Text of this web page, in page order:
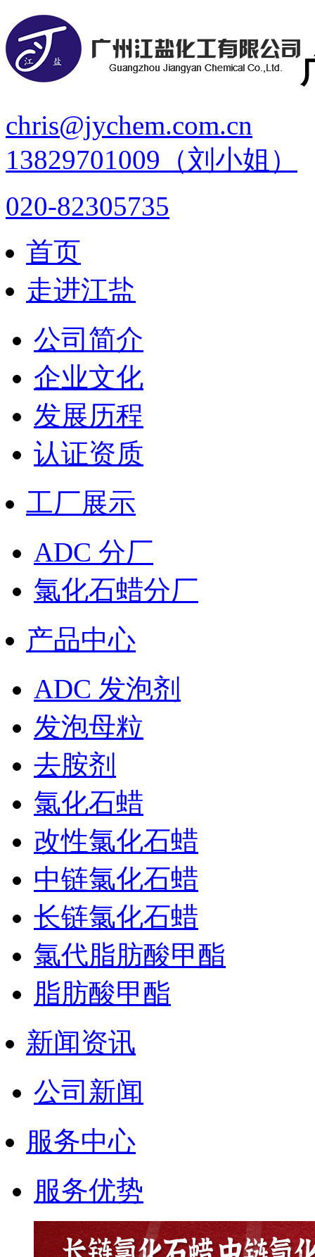
chris@jychem.com.cn
13829701009（刘小姐）
020-82305735
首页
走进江盐
公司简介
企业文化
发展历程
认证资质
工厂展示
ADC 分厂
氯化石蜡分厂
产品中心
ADC 发泡剂
发泡母粒
去胺剂
氯化石蜡
改性氯化石蜡
中链氯化石蜡
长链氯化石蜡
氯代脂肪酸甲酯
脂肪酸甲酯
新闻资讯
公司新闻
服务中心
服务优势